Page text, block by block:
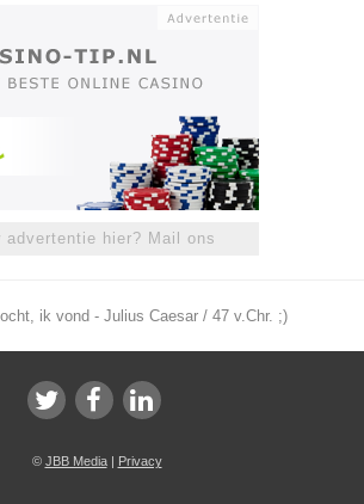
advertentie hier? Mail ons
ik vond - Julius Caesar / 47 v.Chr. ;)
© JBB Media| Privacy